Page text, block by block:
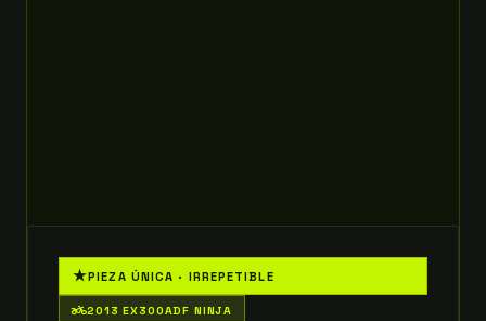
★PIEZA ÚNICA · IRREPETIBLE
two_wheeler2013 EX300ADF NINJA